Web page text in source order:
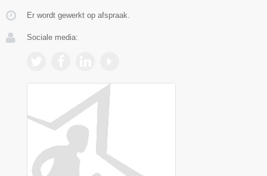
Er wordt gewerkt op afspraak.
Sociale media: